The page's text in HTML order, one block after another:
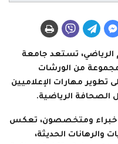
الرياضي، تستعد جامعة
من الورشات
تطوير مهارات الإعلاميين
الصحافة الرياضية.
خبراء ومتخصصون، تعكس
والرهانات الحديثة،